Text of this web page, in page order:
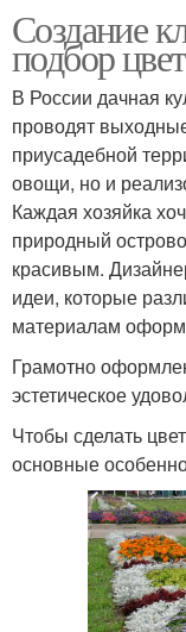
Создание
подбор
В России дачная
проводят
приусадебной
овощи, но и
Каждая хозяйка
природный
красивым.
идеи, которые
материалам
Грамотно
эстетическое
Чтобы сделать
основные